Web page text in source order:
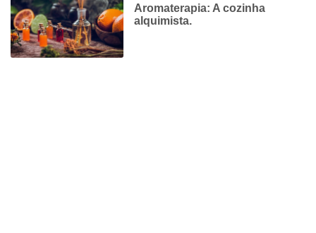
Aromaterapia: A cozinha
alquimista.